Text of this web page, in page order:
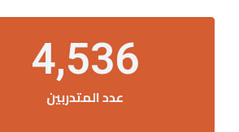
عدد المتدربين
4,536